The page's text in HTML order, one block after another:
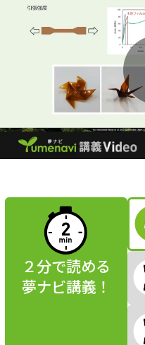
２分で読める
夢ナビ講義！